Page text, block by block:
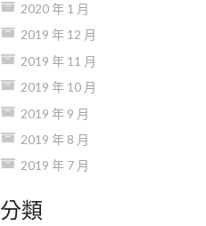
2020 年 1 月
2019 年 12 月
2019 年 11 月
2019 年 10 月
2019 年 9 月
2019 年 8 月
2019 年 7 月
分類